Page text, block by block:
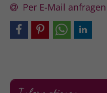
Per E-Mail anfragen